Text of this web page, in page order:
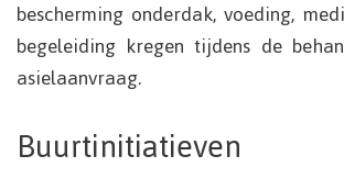
bescherming onderdak, voeding,
begeleiding kregen tijdens de
asielaanvraag.
Buurtinitiatieven